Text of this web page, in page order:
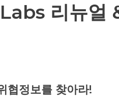
리뉴얼
협정보를 찾아라!